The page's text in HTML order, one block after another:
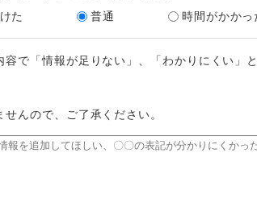
た
普通 時間がかかっ
容で「情報が足りない」、「わかりにくい」
んので、ご了承ください。